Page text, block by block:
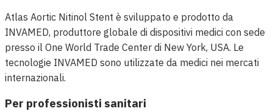
Atlas Aortic Nitinol Stent è sviluppato e prodotto da
INVAMED, produttore globale di dispositivi medici con sede
presso il One World Trade Center di New York, USA. Le
tecnologie INVAMED sono utilizzate da medici nei mercati
internazionali.
Per professionisti sanitari